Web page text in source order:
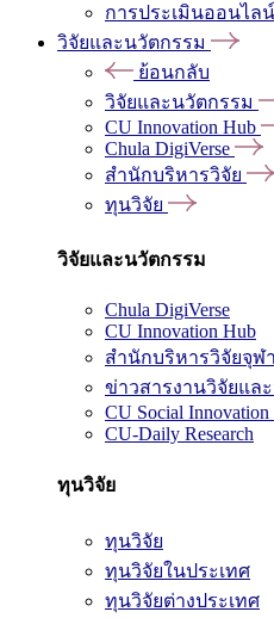
การประเมินออนไล
วิจัยและนวัตกรรม
ย้อนกลับ
วิจัยและนวัตกรรม
CU Innovation Hub
Chula DigiVerse
สำนักบริหารวิจัย
ทุนวิจัย
วิจัยและนวัตกรรม
Chula DigiVerse
CU Innovation Hub
สำนักบริหารวิจัยจุฬ
ข่าวสารงานวิจัยแล
CU Social Innovation
CU-Daily Research
ทุนวิจัย
ทุนวิจัย
ทุนวิจัยในประเทศ
ทุนวิจัยต่างประเทศ